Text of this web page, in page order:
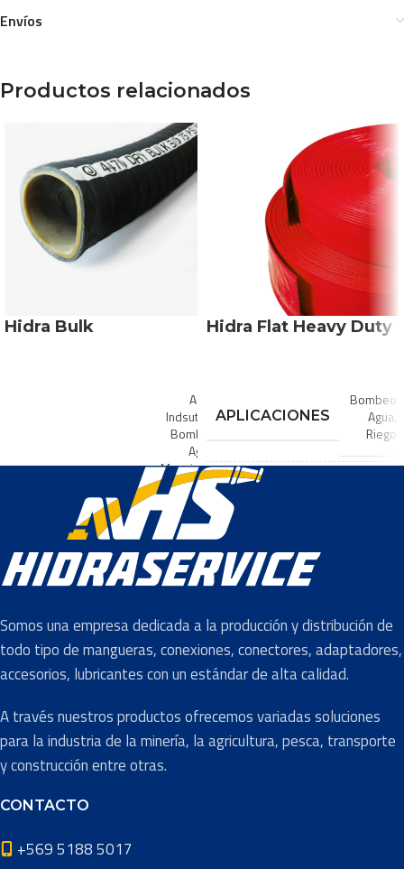
Envíos
Productos relacionados
Hidra Bulk
APLICACIONES
Aseo
Indsutrial ,
Bombeo
Agua
Manejo de
Polvos
Abrasivos
Mineria
Minería
Subterránea,
Plantas de
Proceso
Químicos,
de aire y
agua,
Materiales,
Transporte
COLOR
Hidra Flat Heavy Duty
APLICACIONES
Bombeo
Agua,
Riego
COLOR
INDUSTRIA
TIPO DE
MANGUERA
Aire y
USO
Presión,Presión /
Retorno
Somos una empresa dedicada a la producción y distribución de
todo tipo de mangueras, conexiones, conectores, adaptadores,
accesorios, lubricantes con un estándar de alta calidad.
A través nuestros productos ofrecemos variadas soluciones
para la industria de la minería, la agricultura, pesca, transporte
y construcción entre otras.
CONTACTO
+569 5188 5017